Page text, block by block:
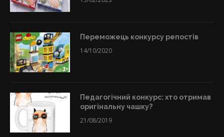
Переможець конкурсу репостів
14/10/2020
Педагогічний конкурс: хто отримав
оригінальну чашку?
21/08/2019